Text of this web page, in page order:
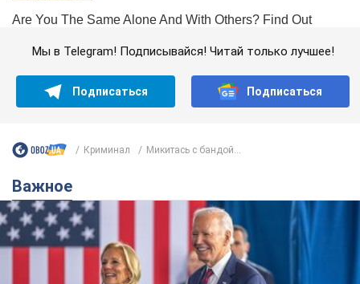
Мы в Telegram! Подписывайся! Читай только лучшее!
Подписаться Подписаться
Криминал Микитась с бандой...
Важное